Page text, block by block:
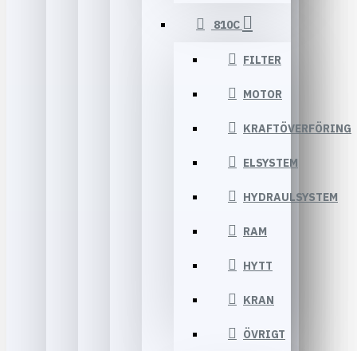
810C
FILTER
MOTOR
KRAFTÖVERFÖRING
ELSYSTEM
HYDRAULSYSTEM
RAM
HYTT
KRAN
ÖVRIGT